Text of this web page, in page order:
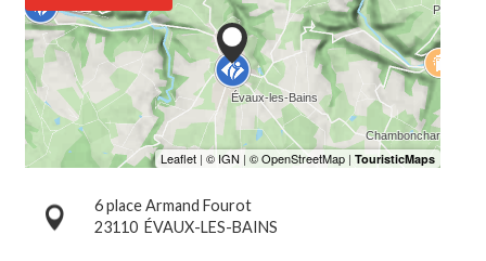
6 place Armand Fourot
23110 ÉVAUX-LES-BAINS